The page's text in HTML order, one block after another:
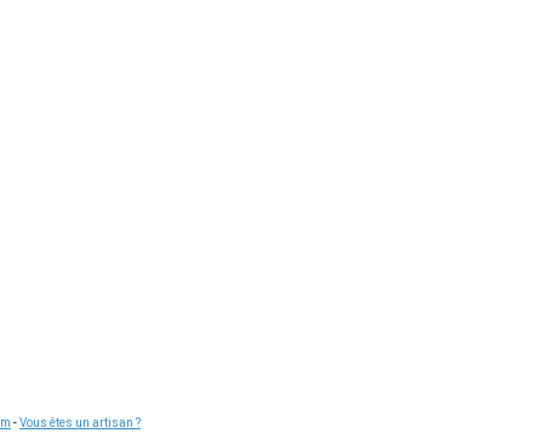
-Vous êtes un artisan ?